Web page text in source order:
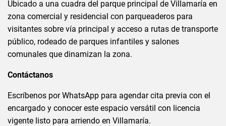
Ubicado a una cuadra del parque principal de Villamaría en
zona comercial y residencial con parqueaderos para
visitantes sobre vía principal y acceso a rutas de transporte
público, rodeado de parques infantiles y salones
comunales que dinamizan la zona.
Contáctanos
Escríbenos por WhatsApp para agendar cita previa con el
encargado y conocer este espacio versátil con licencia
vigente listo para arriendo en Villamaría.